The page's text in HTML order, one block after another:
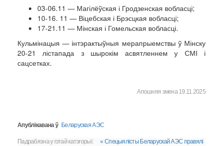
03-06.11 — Магілёўская і Гродзенская вобласці;
10-16. 11 — Віцебская і Брэсцкая вобласці;
17-21.11 — Мінская і Гомельская вобласці.
Кульмінацыя — інтэрактыўныя мерапрыемствы ў Мінску
20-21 лістапада з шырокім асвятленнем у СМІ і
сацсетках.
Апошняя змена 19.11.2025
Апублікавана ў Беларуская АЭС
Падрабязна у гэтай катэгорыі:
« Спецыялісты Беларускай АЭС правялі